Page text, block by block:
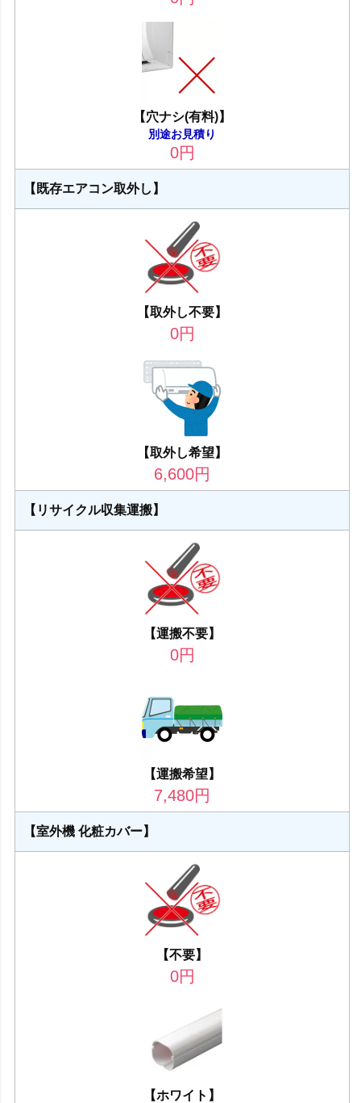
【穴ナシ(有料)】
別途お見積り
0円
【既存エアコン取外し】
【取外し不要】
0円
【取外し希望】
6,600円
【リサイクル収集運搬】
【運搬不要】
0円
【運搬希望】
7,480円
【室外機 化粧カバー】
【不要】
0円
【ホワイト】